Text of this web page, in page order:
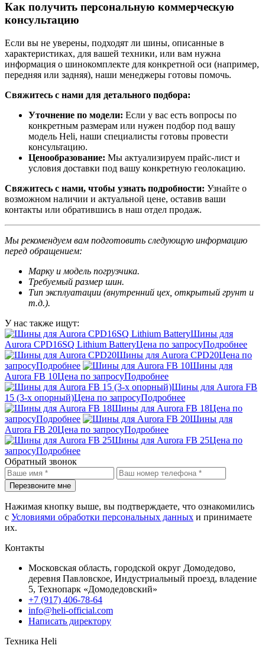
Как получить персональную коммерческую
консультацию
Если вы не уверены, подходят ли шины, описанные в
характеристиках, для вашей техники, или вам нужна
информация о шинокомплекте для конкретной оси (например,
передняя или задняя), наши менеджеры готовы помочь.
Свяжитесь с нами для детального подбора:
Уточнение по модели: Если у вас есть вопросы по
конкретным размерам или нужен подбор под вашу
модель Heli, наши специалисты готовы провести
консультацию.
Ценообразование: Мы актуализируем прайс-лист и
условия доставки под вашу конкретную геолокацию.
Свяжитесь с нами, чтобы узнать подробности: Узнайте о
возможном наличии и актуальной цене, оставив ваши
контакты или обратившись в наш отдел продаж.
Мы рекомендуем вам подготовить следующую информацию
перед обращением:
Марку и модель погрузчика.
Требуемый размер шин.
Тип эксплуатации (внутренний цех, открытый грунт и
т.д.).
У нас также ищут:
Шины для
Aurora CPD16SQ Lithium BatteryЦена по запросуПодробнее
Шины для Aurora CPD20Цена по
запросуПодробнее
Шины для
Aurora FB 10Цена по запросуПодробнее
Шины для Aurora FB
15 (3-х опорный)Цена по запросуПодробнее
Шины для Aurora FB 18Цена по
запросуПодробнее
Шины для
Aurora FB 20Цена по запросуПодробнее
Шины для Aurora FB 25Цена по
запросуПодробнее
Обратный звонок
Перезвоните мне
Нажимая кнопку выше, вы подтверждаете, что ознакомились
с Условиями обработки персональных данных и принимаете
их.
Контакты
Московская область, городской округ Домодедово,
деревня Павловское, Индустриальный проезд, владение
5, Технопарк «Домодедовский»
+7 (917) 406-78-64
info@heli-official.com
Написать директору
Техника Heli